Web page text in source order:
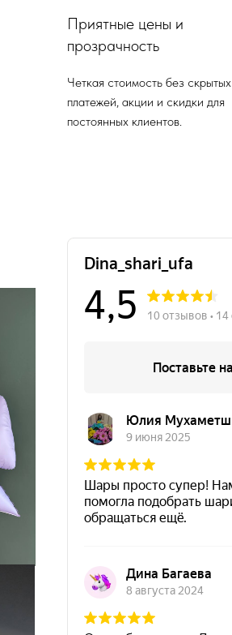
Приятные цены и
прозрачность
Четкая стоимость без скрытых
платежей, акции и скидки для
постоянных клиентов.